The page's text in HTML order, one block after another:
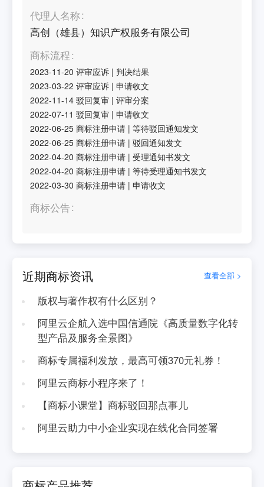
代理人名称
高创（雄县）知识产权服务有限公司
商标流程
2023-11-20 评审应诉 | 判决结果
2023-03-22 评审应诉 |申请收文
2022-11-14 驳回复审 |评审分案
2022-07-11 驳回复审 |申请收文
2022-06-25 商标注册申请 |等待驳回通知发文
2022-06-25 商标注册申请 |驳回通知发文
2022-04-20 商标注册申请 |受理通知书发文
2022-04-20 商标注册申请 |等待受理通知书发文
2022-03-30 商标注册申请 |申请收文
商标公告
近期商标资讯 查看全部 >
版权与著作权有什么区别？
阿里云企航入选中国信通院《高质量数字化转
型产品及服务全景图》
商标专属福利发放，最高可领370元礼券！
阿里云商标小程序来了！
【商标小课堂】商标驳回那点事儿
阿里云助力中小企业实现在线化合同签署